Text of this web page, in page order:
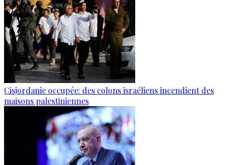
Cisjordanie occupée: des colons israéliens incendient des
maisons palestiniennes